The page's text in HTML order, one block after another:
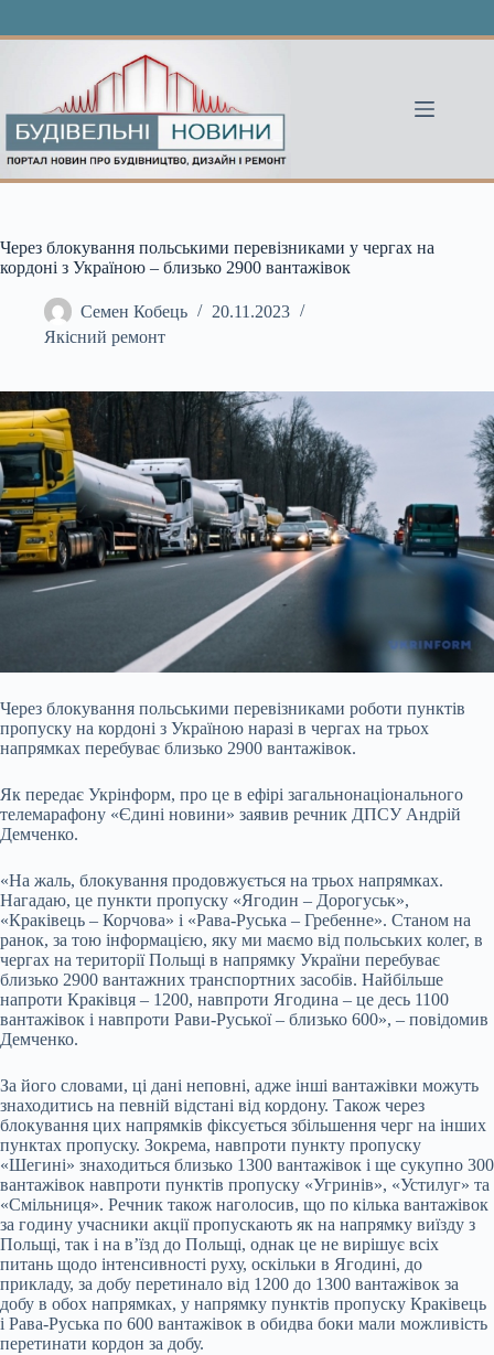
Через блокування польськими перевізниками у чергах на
кордоні з Україною – близько 2900 вантажівок
Семен Кобець
20.11.2023
Якісний ремонт
Через блокування польськими перевізниками роботи пунктів
пропуску на кордоні з Україною наразі в чергах на трьох
напрямках перебуває близько 2900 вантажівок.
Як передає Укрінформ, про це в ефірі загальнонаціонального
телемарафону «Єдині новини» заявив речник ДПСУ Андрій
Демченко.
«На жаль, блокування продовжується на трьох напрямках.
Нагадаю, це пункти пропуску «Ягодин – Дорогуськ»,
«Краківець – Корчова» і «Рава-Руська – Гребенне». Станом на
ранок, за тою інформацією, яку ми маємо від польських колег, в
чергах на території Польщі в напрямку України перебуває
близько 2900 вантажних транспортних засобів. Найбільше
напроти Краківця – 1200, навпроти Ягодина – це десь 1100
вантажівок і навпроти Рави-Руської – близько 600», – повідомив
Демченко.
За його словами, ці дані неповні, адже інші вантажівки можуть
знаходитись на певній відстані від кордону. Також через
блокування цих напрямків фіксується збільшення черг на інших
пунктах пропуску. Зокрема, навпроти пункту пропуску
«Шегині» знаходиться близько 1300 вантажівок і ще сукупно 300
вантажівок навпроти пунктів пропуску «Угринів», «Устилуг» та
«Смільниця». Речник також наголосив, що по кілька вантажівок
за годину учасники акції пропускають як на напрямку виїзду з
Польщі, так і на в’їзд до Польщі, однак це не вирішує всіх
питань щодо інтенсивності руху, оскільки в Ягодині, до
прикладу, за добу перетинало від 1200 до 1300 вантажівок за
добу в обох напрямках, у напрямку пунктів пропуску Краківець
і Рава-Руська по 600 вантажівок в обидва боки мали можливість
перетинати кордон за добу.